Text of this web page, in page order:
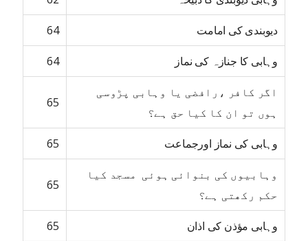
دیوبندی کی امامت 64
وہابی کا جنازہ کی نماز 64
اگر کافر ،رافضی یا وہابی پڑوسی
ہوں تو ان کا کیا حق ہے؟
65
وہابی کی نماز اورجماعت 65
وہابیوں کی بنوائی ہوئی مسجد کیا
حکم رکھتی ہے؟
65
وہابی مؤذن کی اذان 65